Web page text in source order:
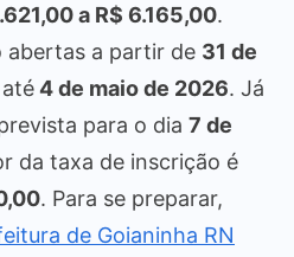
a R$ 6.165,00.
abertas a partir de 31 de
4 de maio de 2026. Já
para o dia 7 de
da taxa de inscrição é
. Para se preparar,
de Goianinha RN